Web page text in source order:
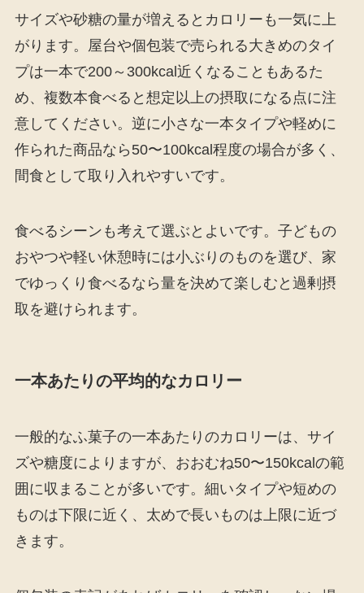
サイズや砂糖の量が増えるとカロリーも一気に上
がります。屋台や個包装で売られる大きめのタイ
プは一本で200～300kcal近くなることもあるた
め、複数本食べると想定以上の摂取になる点に注
意してください。逆に小さな一本タイプや軽めに
作られた商品なら50〜100kcal程度の場合が多く、
間食として取り入れやすいです。
食べるシーンも考えて選ぶとよいです。子どもの
おやつや軽い休憩時には小ぶりのものを選び、家
でゆっくり食べるなら量を決めて楽しむと過剰摂
取を避けられます。
一本あたりの平均的なカロリー
一般的なふ菓子の一本あたりのカロリーは、サイ
ズや糖度によりますが、おおむね50〜150kcalの範
囲に収まることが多いです。細いタイプや短めの
ものは下限に近く、太めで長いものは上限に近づ
きます。